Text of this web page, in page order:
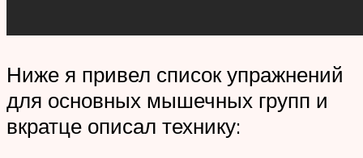
Ниже я привел список упражнений
для основных мышечных групп и
вкратце описал технику: